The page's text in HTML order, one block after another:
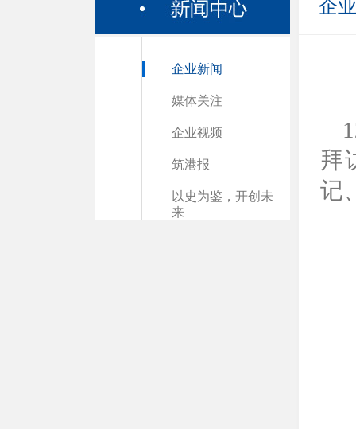
企业新闻
媒体关注
企业视频
筑港报
以史为鉴，开创未
来
企
拜
记